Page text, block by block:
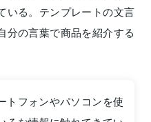
いる。テンプレートの文言
分の言葉で商品を紹介する
トフォンやパソコンを使